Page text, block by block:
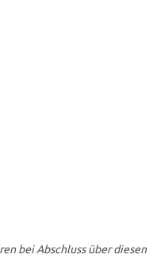
bei Abschluss über diesen